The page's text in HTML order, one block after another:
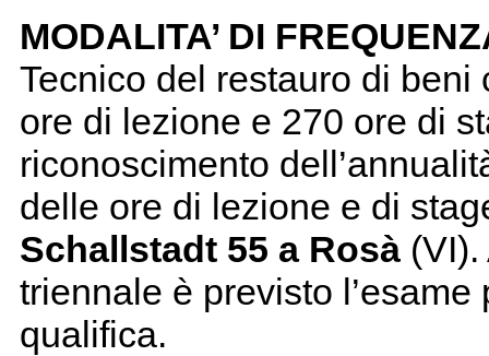
MODALITA’ DI
Tecnico del restauro di
ore di lezione e 270 ore di
riconoscimento
delle ore di lezione e di
Schallstadt 55 a Rosà
triennale è previsto
qualifica.